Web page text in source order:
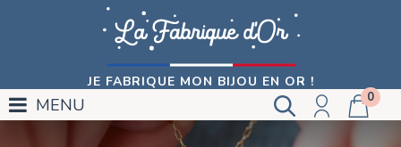
JE FABRIQUE MON BIJOU EN OR !
0
MENU